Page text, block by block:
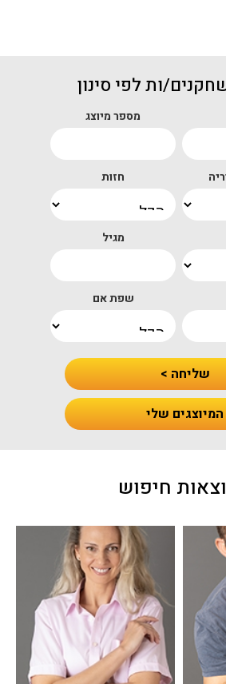
ות לפי סינון
מספר מיוצג
חזות
מגיל
שפת אם
שליחה >
המיוצגים שלי
חיפוש